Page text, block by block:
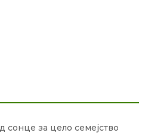
сонце за цело семејство